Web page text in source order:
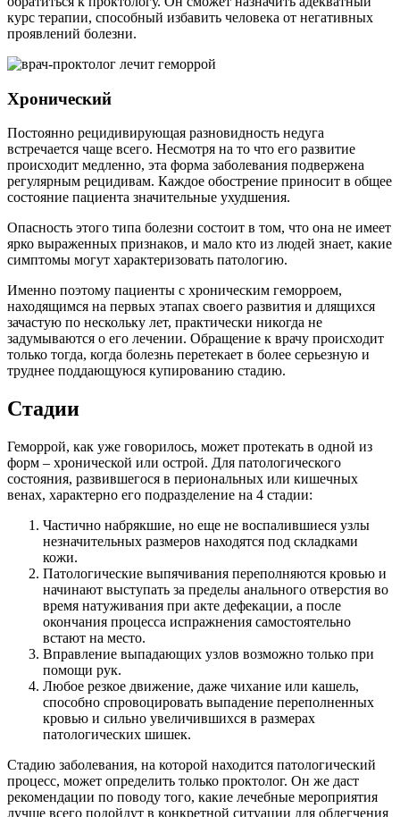
курс терапии, способный избавить человека от негативных
проявлений болезни.
Хронический
Постоянно рецидивирующая разновидность недуга
встречается чаще всего. Несмотря на то что его развитие
происходит медленно, эта форма заболевания подвержена
регулярным рецидивам. Каждое обострение приносит в общее
состояние пациента значительные ухудшения.
Опасность этого типа болезни состоит в том, что она не имеет
ярко выраженных признаков, и мало кто из людей знает, какие
симптомы могут характеризовать патологию.
Именно поэтому пациенты с хроническим геморроем,
находящимся на первых этапах своего развития и длящихся
зачастую по нескольку лет, практически никогда не
задумываются о его лечении. Обращение к врачу происходит
только тогда, когда болезнь перетекает в более серьезную и
труднее поддающуюся купированию стадию.
Стадии
Геморрой, как уже говорилось, может протекать в одной из
форм – хронической или острой. Для патологического
состояния, развившегося в периональных или кишечных
венах, характерно его подразделение на 4 стадии:
Частично набрякшие, но еще не воспалившиеся узлы
незначительных размеров находятся под складками
кожи.
Патологические выпячивания переполняются кровью и
начинают выступать за пределы анального отверстия во
время натуживания при акте дефекации, а после
окончания процесса испражнения самостоятельно
встают на место.
Вправление выпадающих узлов возможно только при
помощи рук.
Любое резкое движение, даже чихание или кашель,
способно спровоцировать выпадение переполненных
кровью и сильно увеличившихся в размерах
патологических шишек.
Стадию заболевания, на которой находится патологический
процесс, может определить только проктолог. Он же даст
рекомендации по поводу того, какие лечебные мероприятия
лучше всего подойдут в конкретной ситуации для облегчения